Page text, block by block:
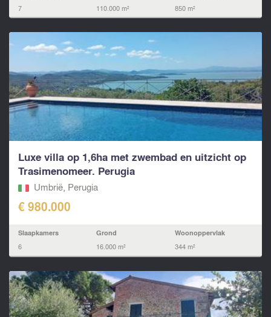
7 110.000 m² 850 m²
Luxe villa op 1,6ha met zwembad en uitzicht op
Trasimenomeer. Perugia
Umbrië, Perugia
€ 980.000
Slaapkamers
6
Grond
16.000 m²
Woonoppervlak
344 m²